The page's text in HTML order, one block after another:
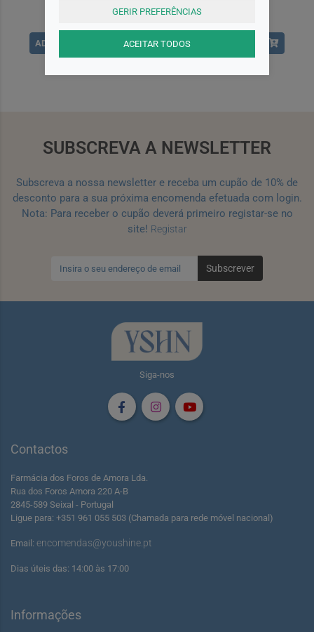
ADICIONAR ADICIONAR
SUBSCREVA A NEWSLETTER
Subscreva a nossa newsletter e receba um cupão de 10% de
desconto para a sua próxima encomenda efetuada com login.
Nota: Para receber o cupão deverá primeiro registar-se no
site! Registar
Subscrever
Siga-nos
Contactos
Farmácia dos Foros de Amora Lda.
Rua dos Foros Amora 220 A-B
2845-589 Seixal - Portugal
Ligue para: +351 961 055 503 (Chamada para rede móvel nacional)
Email: encomendas@youshine.pt
Dias úteis das: 14:00 às 17:00
Informações
GERIR PREFERÊNCIAS
ACEITAR TODOS